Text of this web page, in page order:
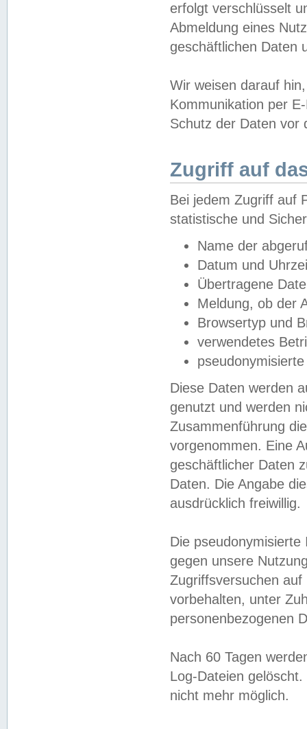
erfolgt verschlüsselt
Abmeldung eines
geschäftlichen Daten
Wir weisen darauf
Kommunikation per
Schutz der Daten vor
Zugriff auf
Bei jedem Zugriff auf
statistische und
Name der
Datum und
Übertragene
Meldung, ob der
Browsertyp und
verwendetes
Diese Daten werden
genutzt und werden
Zusammenführung
vorgenommen. Eine
geschäftlicher Daten
Daten. Die Angabe
ausdrücklich freiwillig.
Die
gegen unsere
Zugriffsversuchen
vorbehalten, unter
personenbezogenen
Nach 60 Tagen
Log-Dateien
nicht mehr möglich.